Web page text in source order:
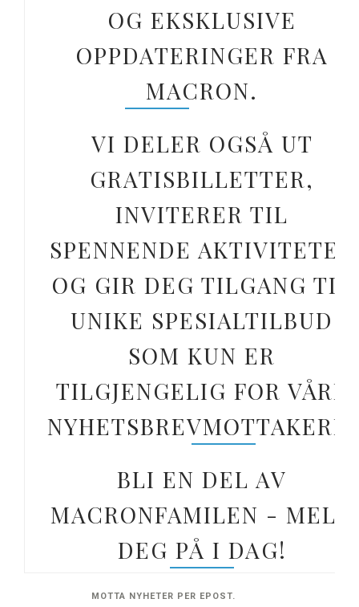
OG EKSKLUSIVE
OPPDATERINGER FRA
MACRON.
VI DELER OGSÅ UT
GRATISBILLETTER,
INVITERER TIL
SPENNENDE AKTIVITETER
OG GIR DEG TILGANG TIL
UNIKE SPESIALTILBUD
SOM KUN ER
TILGJENGELIG FOR VÅRE
NYHETSBREVMOTTAKERE.
BLI EN DEL AV
MACRONFAMILEN - MELD
DEG PÅ I DAG!
MOTTA NYHETER PER EPOST.